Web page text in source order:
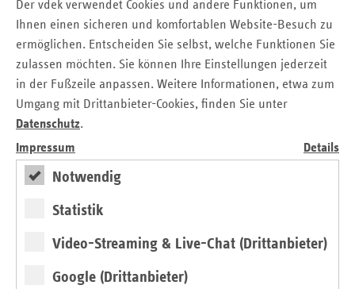
Der vdek verwendet Cookies und andere Funktionen, um
Ihnen einen sicheren und komfortablen Website-Besuch zu
ermöglichen. Entscheiden Sie selbst, welche Funktionen Sie
zulassen möchten. Sie können Ihre Einstellungen jederzeit
in der Fußzeile anpassen. Weitere Informationen, etwa zum
Umgang mit Drittanbieter-Cookies, finden Sie unter
Datenschutz.
Impressum
Details
Notwendig
Statistik
Video-Streaming & Live-Chat (Drittanbieter)
Google (Drittanbieter)
Pressemitteilung zum Download
Senkung der Mehrwertsteuer in der Gastronomie:
vdek fordert abgesenkten Steuersatz auch für
Arzneimittel – Arzneimittel sind kein Luxusgut
Kontakt
Michaela Gottfried
Askanischer Platz 1
10963 Berlin
Tel.: 0 30 / 2 69 31 – 12 00
E-Mail: presse@vdek.com
Seitennavigation
SeitenleisteAuf einen Blick